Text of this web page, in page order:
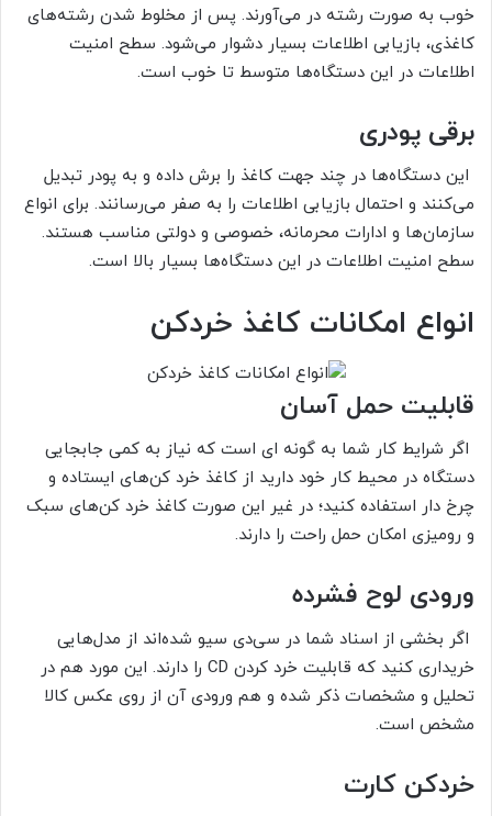
خوب به صورت رشته در می‌آورند. پس از مخلوط شدن رشته‌های
کاغذی، بازیابی اطلاعات بسیار دشوار می‌شود. سطح امنیت
اطلاعات در این دستگاه‌ها متوسط تا خوب است.
برقی پودری
این دستگاه‌ها در چند جهت کاغذ را برش داده و به پودر تبدیل
می‌کنند و احتمال بازیابی اطلاعات را به صفر می‌رسانند. برای انواع
سازمان‌ها و ادارات محرمانه، خصوصی و دولتی مناسب هستند.
سطح امنیت اطلاعات در این دستگاه‌ها بسیار بالا است.
انواع امکانات کاغذ خردکن
قابلیت حمل آسان
اگر شرایط کار شما به گونه ای است که نیاز به کمی جابجایی
دستگاه در محیط کار خود دارید از کاغذ خرد کن‌های ايستاده و
چرخ دار استفاده کنید؛ در غیر این صورت کاغذ خرد کن‌های سبک
و رومیزی امکان حمل راحت را دارند.
ورودی لوح فشرده
اگر بخشی از اسناد شما در سی‌دی سیو شده‌اند از مدل‌هایی
خریداری کنید که قابلیت خرد کردن CD را دارند. این مورد هم در
تحلیل و مشخصات ذکر شده و هم ورودی آن از روی عکس کالا
مشخص است.
خردکن کارت